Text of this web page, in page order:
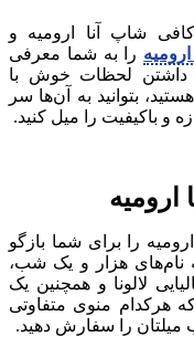
شاپ آنا ارومیه و
را به شما معرفی
داشتن لحظات خوش با
بتوانید به آن‌ها سر
و باکیفیت را میل کنید.
ارومیه
را برای شما بازگو
نام‌های هزار و یک شب،
لالونا و همچنین یک
هرکدام منوی متفاوتی
میلتان را سفارش دهید.